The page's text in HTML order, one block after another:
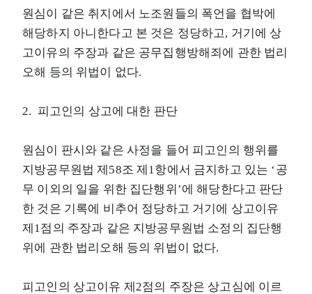
원심이 같은 취지에서 노조원들의 폭언을 협박에
해당하지 아니한다고 본 것은 정당하고, 거기에 상
고이유의 주장과 같은 공무집행방해죄에 관한 법리
오해 등의 위법이 없다.
2. 피고인의 상고에 대한 판단
원심이 판시와 같은 사정을 들어 피고인의 행위를
지방공무원법 제58조 제1항에서 금지하고 있는 ‘공
무 이외의 일을 위한 집단행위’에 해당한다고 판단
한 것은 기록에 비추어 정당하고 거기에 상고이유
제1점의 주장과 같은 지방공무원법 소정의 집단행
위에 관한 법리오해 등의 위법이 없다.
피고인의 상고이유 제2점의 주장은 상고심에 이르